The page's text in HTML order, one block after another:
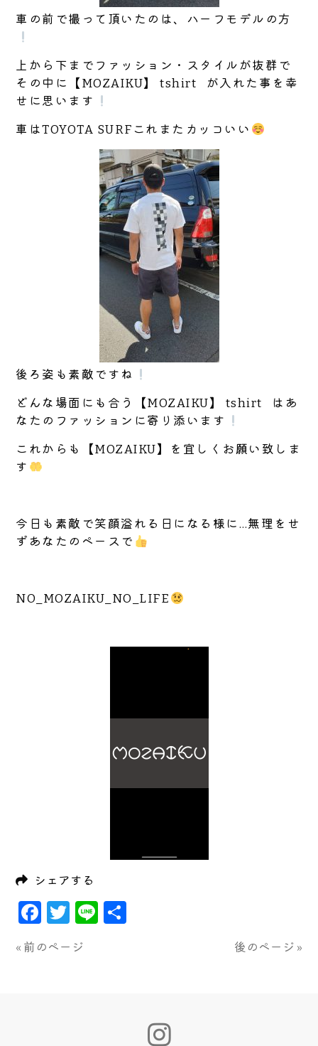
車の前で撮って頂いたのは、ハーフモデルの方
上から下までファッション・スタイルが抜群で
その中に【MOZAIKU】 tshirt が入れた事を幸
せに思います
車はTOYOTA SURFこれまたカッコいい
後ろ姿も素敵ですね
どんな場面にも合う【MOZAIKU】 tshirt はあ
なたのファッションに寄り添います
これからも【MOZAIKU】を宜しくお願い致しま
す
今日も素敵で笑顔溢れる日になる様に…無理をせ
ずあなたのペースで
NO_MOZAIKU_NO_LIFE
シェアする
Facebook
Twitter
Line
« 前のページ 後のページ »